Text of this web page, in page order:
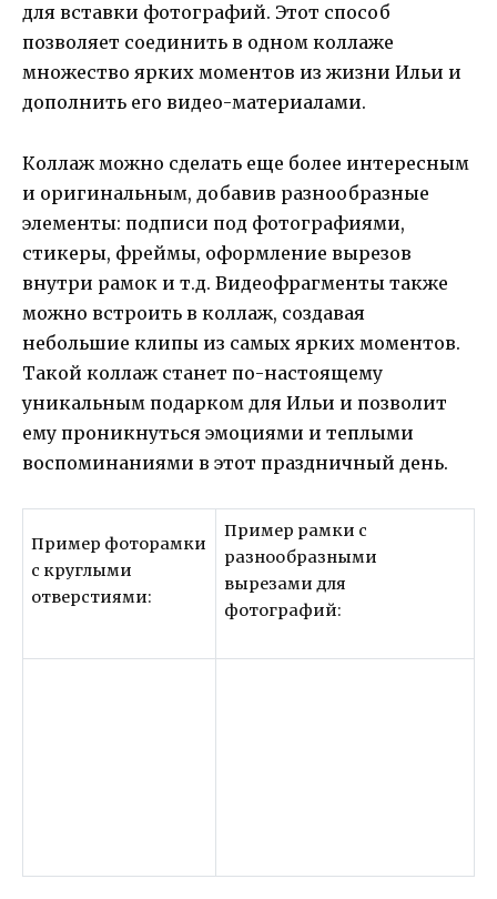
для вставки фотографий. Этот способ
позволяет соединить в одном коллаже
множество ярких моментов из жизни Ильи и
дополнить его видео-материалами.
Коллаж можно сделать еще более интересным
и оригинальным, добавив разнообразные
элементы: подписи под фотографиями,
стикеры, фреймы, оформление вырезов
внутри рамок и т.д. Видеофрагменты также
можно встроить в коллаж, создавая
небольшие клипы из самых ярких моментов.
Такой коллаж станет по-настоящему
уникальным подарком для Ильи и позволит
ему проникнуться эмоциями и теплыми
воспоминаниями в этот праздничный день.
Пример фоторамки
с круглыми
отверстиями:
Пример рамки с
разнообразными
вырезами для
фотографий: